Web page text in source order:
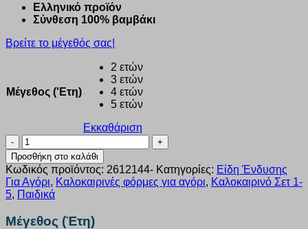
€8.25.
Ελληνικό προϊόν
Σύνθεση 100% βαμβάκι
Βρείτε το μέγεθός σας!
Μέγεθος ('Ετη)
2 ετών
3 ετών
4 ετών
5 ετών
Εκκαθάριση
Σετ
αγόρι
Joyce
“Hey”
μπλε
2612144
ποσότητα
Προσθήκη στο καλάθι
Κωδικός προϊόντος: 2612144- Κατηγορίες: Είδη Ένδυσης
Για Αγόρι, Καλοκαιρινές φόρμες για αγόρι, Καλοκαιρινό Σετ 1-
5, Παιδικά
Μέγεθος (Έτη)